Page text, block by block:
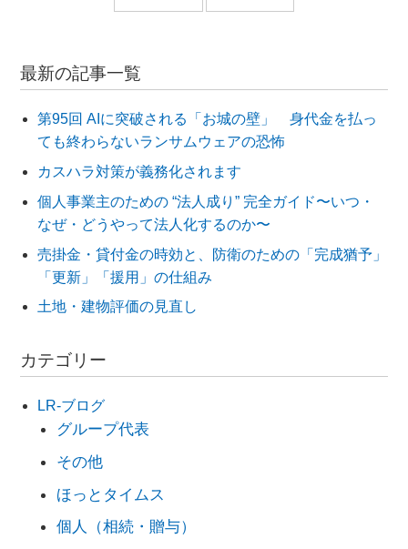
最新の記事一覧
第95回 AIに突破される「お城の壁」 身代金を払っ
ても終わらないランサムウェアの恐怖
カスハラ対策が義務化されます
個人事業主のための “法人成り” 完全ガイド〜いつ・
なぜ・どうやって法人化するのか〜
売掛金・貸付金の時効と、防衛のための「完成猶予」
「更新」「援用」の仕組み
土地・建物評価の見直し
カテゴリー
LR-ブログ
グループ代表
その他
ほっとタイムス
個人（相続・贈与）